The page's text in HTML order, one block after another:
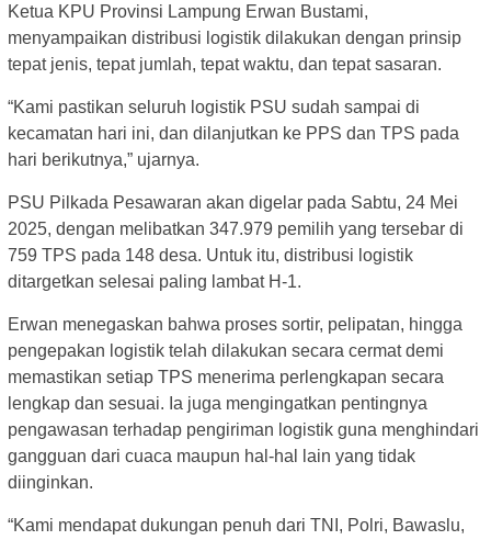
Ketua KPU Provinsi Lampung Erwan Bustami,
menyampaikan distribusi logistik dilakukan dengan prinsip
tepat jenis, tepat jumlah, tepat waktu, dan tepat sasaran.
“Kami pastikan seluruh logistik PSU sudah sampai di
kecamatan hari ini, dan dilanjutkan ke PPS dan TPS pada
hari berikutnya,” ujarnya.
PSU Pilkada Pesawaran akan digelar pada Sabtu, 24 Mei
2025, dengan melibatkan 347.979 pemilih yang tersebar di
759 TPS pada 148 desa. Untuk itu, distribusi logistik
ditargetkan selesai paling lambat H-1.
Erwan menegaskan bahwa proses sortir, pelipatan, hingga
pengepakan logistik telah dilakukan secara cermat demi
memastikan setiap TPS menerima perlengkapan secara
lengkap dan sesuai. Ia juga mengingatkan pentingnya
pengawasan terhadap pengiriman logistik guna menghindari
gangguan dari cuaca maupun hal-hal lain yang tidak
diinginkan.
“Kami mendapat dukungan penuh dari TNI, Polri, Bawaslu,